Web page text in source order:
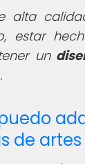
alta
estar
un
de